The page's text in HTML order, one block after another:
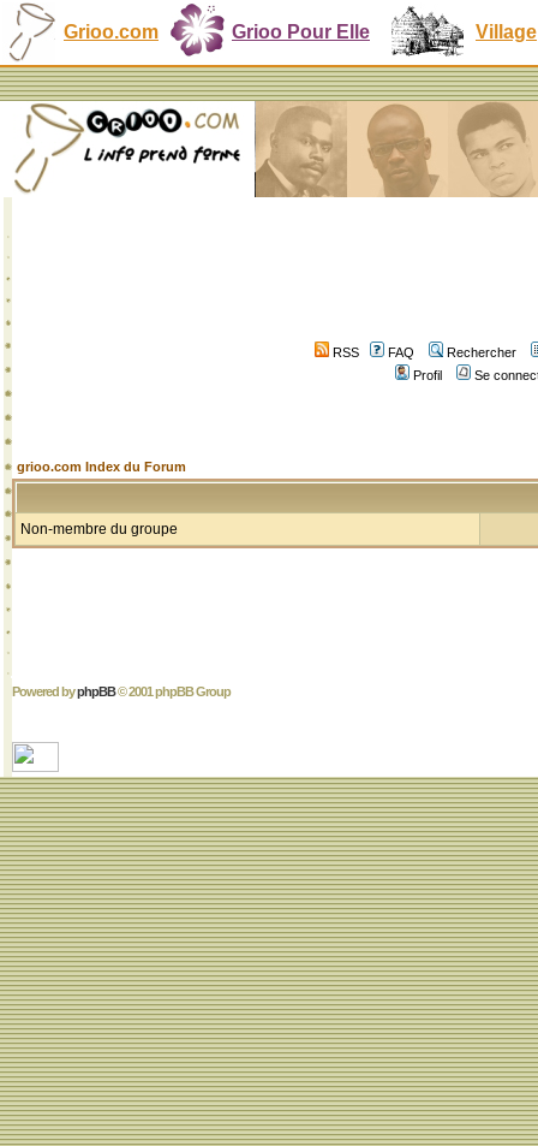
Grioo.com Grioo Pour Elle Village
RSS FAQ
Rechercher
Profil
Se
grioo.com Index du Forum
Non-membre du groupe
Powered byphpBB© 2001 phpBB Group